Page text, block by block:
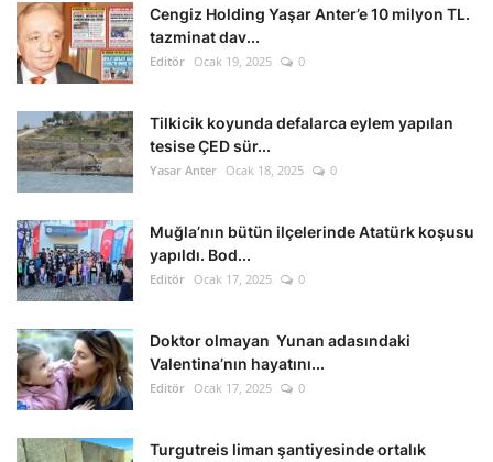
Cengiz Holding Yaşar Anter’e 10 milyon TL.
tazminat dav...
Editör Ocak 19, 2025 0
Tilkicik koyunda defalarca eylem yapılan
tesise ÇED sür...
Yasar Anter Ocak 18, 2025 0
Muğla’nın bütün ilçelerinde Atatürk koşusu
yapıldı. Bod...
Editör Ocak 17, 2025 0
Doktor olmayan Yunan adasındaki
Valentina’nın hayatını...
Editör Ocak 17, 2025 0
Turgutreis liman şantiyesinde ortalık